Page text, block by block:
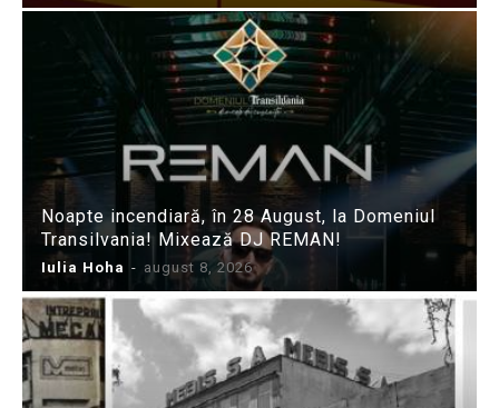
Noapte incendiară, în 28 August, la Domeniul
Transilvania! Mixează DJ REMAN!
Iulia Hoha - august 8, 2026